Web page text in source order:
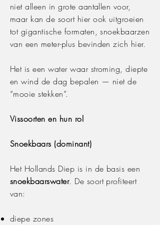
niet alleen in grote aantallen voor,
maar kan de soort hier ook uitgroeien
tot gigantische formaten, snoekbaarzen
van een meter-plus bevinden zich hier.
Het is een water waar stroming, diepte
en wind de dag bepalen — niet de
“mooie stekken”.
Vissoorten en hun rol
Snoekbaars (dominant)
Het Hollands Diep is in de basis een
snoekbaarswater. De soort profiteert
van:
diepe zones